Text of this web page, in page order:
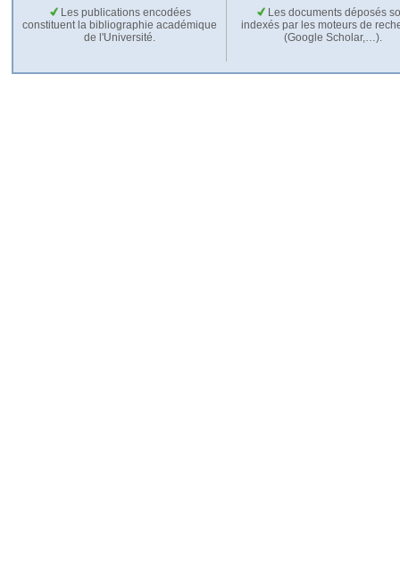
Les publications encodées
constituent la bibliographie académique
de l'Université.
Les documents déposés
indexés par les moteurs de
(Google Scholar,…).